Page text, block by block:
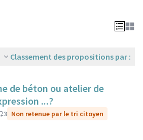
Classement des propositions par :
de béton ou atelier de
...?
3 Non retenue par le tri citoyen